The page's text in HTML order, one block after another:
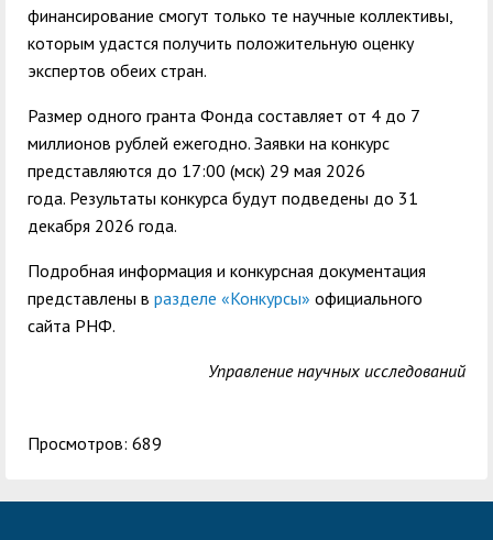
финансирование смогут только те научные коллективы,
которым удастся получить положительную оценку
экспертов обеих стран.
Размер одного гранта Фонда составляет от 4 до 7
миллионов рублей ежегодно. Заявки на конкурс
представляются до 17:00 (мск) 29 мая 2026
года. Результаты конкурса будут подведены до 31
декабря 2026 года.
Подробная информация и конкурсная документация
представлены в разделе «Конкурсы» официального
сайта РНФ.
Управление научных исследований
Просмотров: 689